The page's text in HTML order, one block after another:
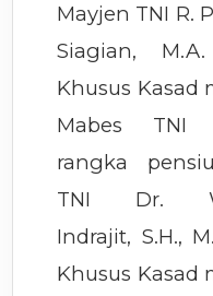
Mayjen TNI R.
Siagian,
Khusus Kasad
Mabes TNI
rangka
TNI Dr.
Indrajit, S.H.,
Khusus Kasad